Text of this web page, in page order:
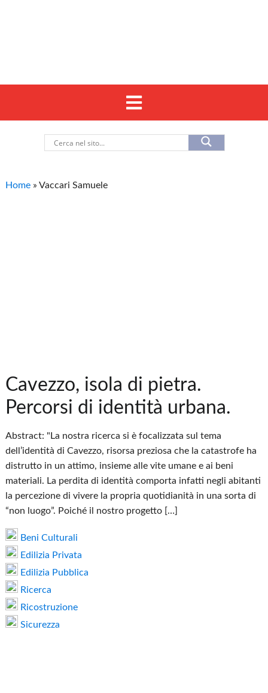
Home »Vaccari Samuele
Cavezzo, isola di pietra.
Percorsi di identità urbana.
Abstract: "La nostra ricerca si è focalizzata sul tema
dell’identità di Cavezzo, risorsa preziosa che la catastrofe ha
distrutto in un attimo, insieme alle vite umane e ai beni
materiali. La perdita di identità comporta infatti negli abitanti
la percezione di vivere la propria quotidianità in una sorta di
“non luogo”. Poiché il nostro progetto […]
Beni Culturali
Edilizia Privata
Edilizia Pubblica
Ricerca
Ricostruzione
Sicurezza